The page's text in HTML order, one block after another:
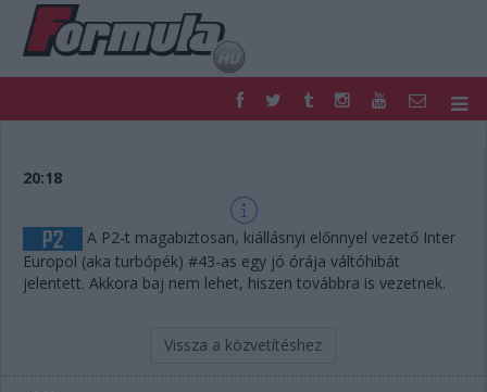
FORMULA
HAZAI
RETRO
EGYÉB
PODCAST
SHOP
LIVE
TIPPJÁTÉK
20:18
A P2-t magabiztosan, kiállásnyi előnnyel vezető Inter
Europol (aka turbópék) #43-as egy jó órája váltóhibát
jelentett. Akkora baj nem lehet, hiszen továbbra is vezetnek.
Vissza a közvetítéshez